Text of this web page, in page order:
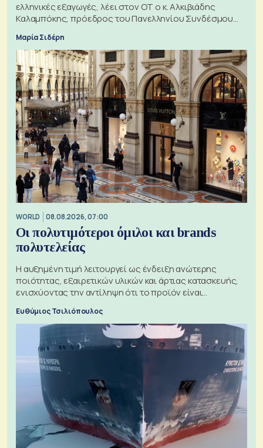
ελληνικές εξαγωγές, λέει στον ΟΤ ο κ. Αλκιβιάδης
Καλαμπόκης, πρόεδρος του Πανελληνίου Συνδέσμου
Μαρία Σιδέρη
WORLD 08.08.2026, 07:00
Οι πολυτιμότεροι όμιλοι και brands
πολυτελείας
Η αυξημένη τιμή λειτουργεί ως ένδειξη ανώτερης
ποιότητας, εξαιρετικών υλικών και άρτιας κατασκευής,
ενισχύοντας την αντίληψη ότι το προϊόν είναι
Ευθύμιος Τσιλιόπουλος